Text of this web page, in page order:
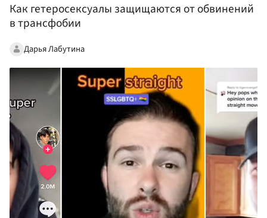
Как гетеросексуалы защищаются от обвинений
в трансфобии
Дарья Лабутина